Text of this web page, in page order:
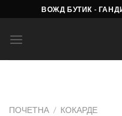
to
content
ВОЖД БУТИК -
ПОЧЕТНА / КОКАРДЕ